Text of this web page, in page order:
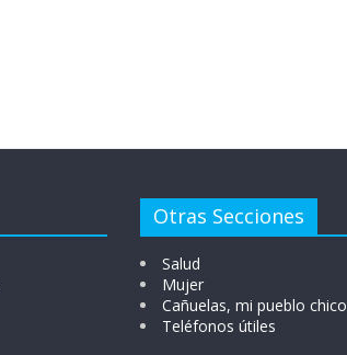
Otras Secciones
Salud
Mujer
Cañuelas, mi pueblo chico
Teléfonos útiles